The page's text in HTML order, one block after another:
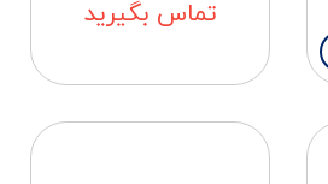
تماس بگیرید